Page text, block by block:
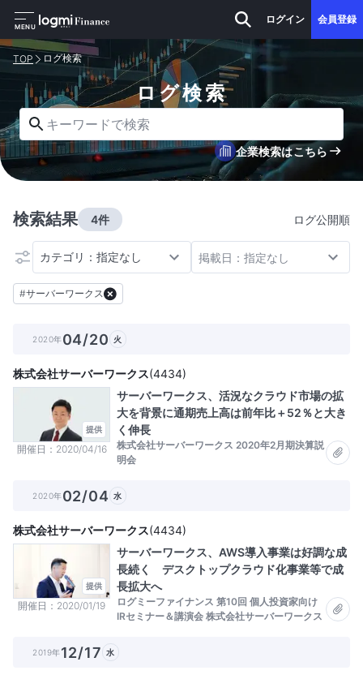
MENU
ログイン 会員登録
TOP ログ検索
ログ検索
企業検索はこちら
検索結果 4件 ログ公開順
カテゴリ：指定なし 掲載日：指定なし
#サーバーワークス
2020年04/20 火
提供
開催日 2020/04/16
株式会社サーバーワークス(4434)
サーバーワークス、活況なクラウド市場の拡
大を背景に通期売上高は前年比＋52％と大き
く伸長
株式会社サーバーワークス 2020年2月期決算説
明会
2020年02/04 水
提供
開催日 2020/01/19
株式会社サーバーワークス(4434)
サーバーワークス、AWS導入事業は好調な成
長続く デスクトップクラウド化事業等で成
長拡大へ
ログミーファイナンス 第10回 個人投資家向け
IRセミナー＆講演会 株式会社サーバーワークス
2019年12/17 水